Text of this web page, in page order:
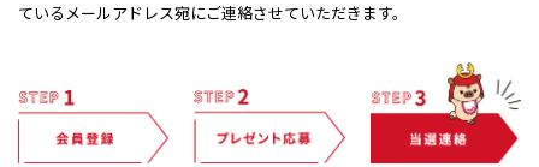
ているメールアドレス宛にご連絡させていただきます。